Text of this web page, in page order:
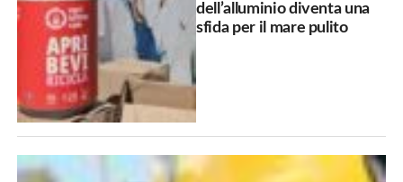
dell’alluminio diventa una
sfida per il mare pulito